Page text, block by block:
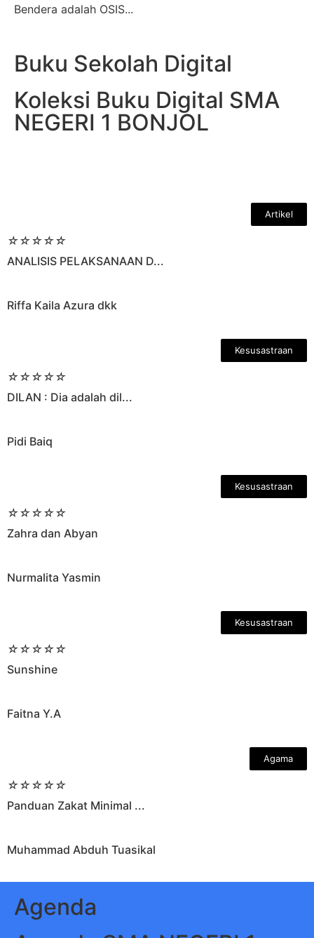
Bendera adalah OSIS...
Buku Sekolah Digital
Koleksi Buku Digital SMA
NEGERI 1 BONJOL
Artikel
☆☆☆☆☆
ANALISIS PELAKSANAAN D...
Riffa Kaila Azura dkk
Kesusastraan
☆☆☆☆☆
DILAN : Dia adalah dil...
Pidi Baiq
Kesusastraan
☆☆☆☆☆
Zahra dan Abyan
Nurmalita Yasmin
Kesusastraan
☆☆☆☆☆
Sunshine
Faitna Y.A
Agama
☆☆☆☆☆
Panduan Zakat Minimal ...
Muhammad Abduh Tuasikal
Agenda